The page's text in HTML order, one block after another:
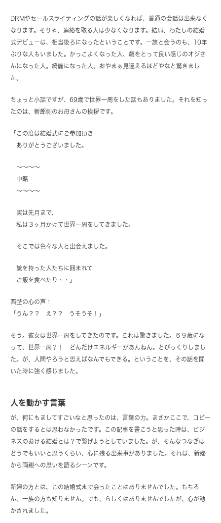
DRMやセールスライティングの話が楽しくなれば、普通の会話は出来なく
なります。そりゃ、連絡を取る人は少なくなります。結局、わたしの結婚
式デビューは、相当後ろになったということです。一族と会うのも、10年
ぶりな人もいました。かっこよくなった人、歳をとって良い感じのオジさ
んになった人。綺麗になった人。おやまぁ見違えるほどやなと驚きまし
た。
ちょっと小話ですが、69歳で世界一周をした話もありました。それを知っ
たのは、新郎側のお母さんの挨拶です。
「この度は結婚式にご参加頂き
ありがとうございました。
〜〜〜〜
中略
〜〜〜〜
実は先月まで、
私は３ヶ月かけて世界一周をしてきました。
そこでは色々な人と出会えました。
銃を持った人たちに囲まれて
ご飯を食べたり・・」
西埜の心の声：
「うん？？ え？？ うそうそ！」
そう。彼女は世界一周をしてきたのです。これは驚きました。６９歳にな
って、世界一周？！ どんだけエネルギーがあんねん。とびっくりしまし
た。が、人間やろうと思えばなんでもできる。ということを、その話を聞
いた時に強く感じました。
人を動かす言葉
が、何にもましてすごいなと思ったのは、言葉の力。まさかここで、コピー
の話をするとは思わなかったです。この記事を書こうと思った時は、ビジ
ネスのおける結婚とは？で繋げようとしていました。が、そんなつなぎは
どうでもいいと思うくらい、心に残る出来事がありました。それは、新婦
から両親への思いを語るシーンです。
新婦の方とは、この結婚式まで会ったことはありませんでした。もちろ
ん、一族の方も知りません。でも、らしくはありませんでしたが、心が動
かされました。